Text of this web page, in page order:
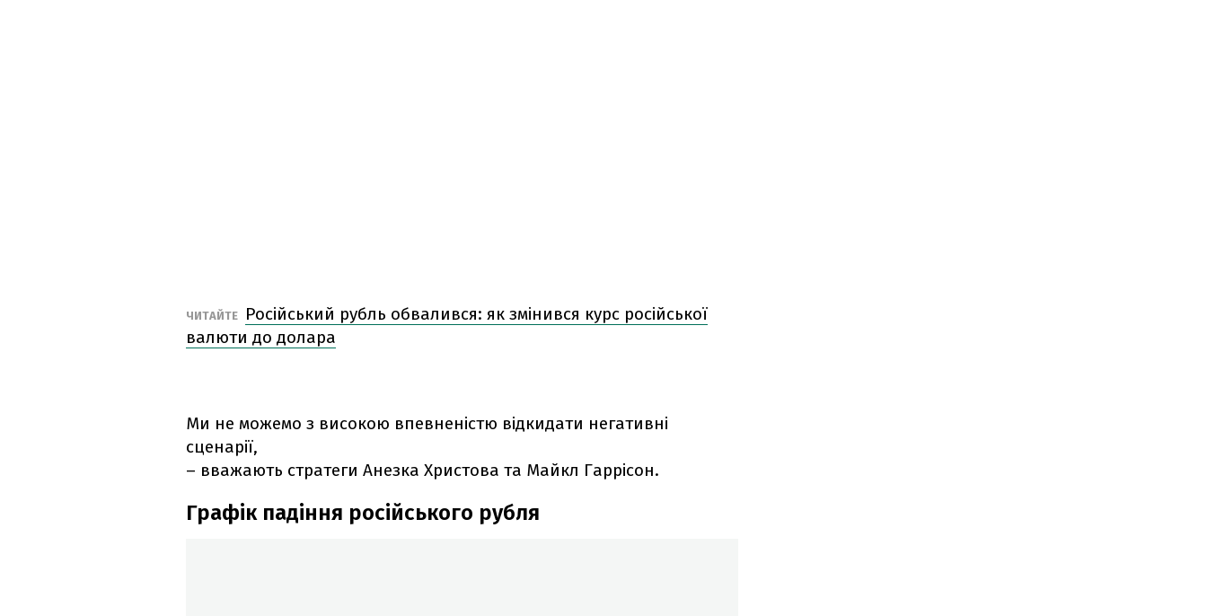
ЧИТАЙТЕ
Російський рубль обвалився: як змінився курс російської
валюти до долара
Ми не можемо з високою впевненістю відкидати негативні
сценарії,
– вважають стратеги Анезка Христова та Майкл Гаррісон.
Графік падіння російського рубля